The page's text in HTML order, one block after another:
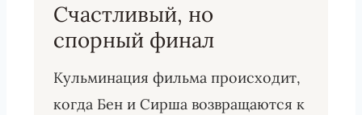
Счастливый, но
спорный финал
Кульминация фильма происходит,
когда Бен и Сирша возвращаются к